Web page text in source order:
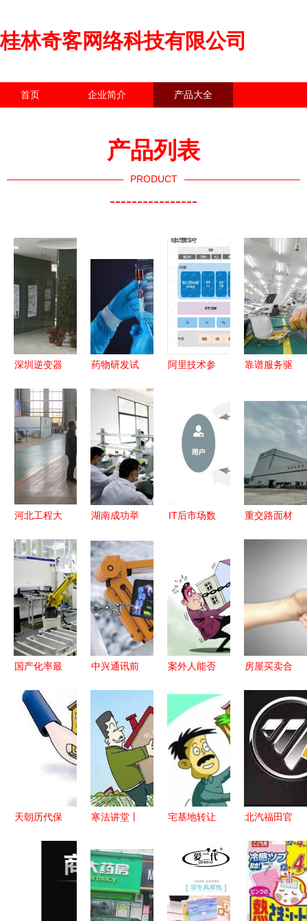
桂林奇客网络科技有限公司
首页 企业简介 产品大全
产品列表
PRODUCT
----------------
深圳逆变器
讯工程技术
研发及服务
药物研发试
录错误如何
修改及审核
要点
阿里技术参
程技术研发
与服务
靠谱服务驱
新，标准引
领未来——
一家光通信
企业的出海
秘籍
河北工程大
研究中心助
力企业产品
研发与通讯
工程技术服
务
湖南成功举
省水产技术
推广职业技
能竞赛 融
合通讯工程
技术研发与
服务
IT后市场数
产业链与服
务变革及商
业模式创新
重交路面材
术研发及服
务
国产化率最
阳能电池智
能制造生产
线在麓谷投
中兴通讯前
元，高研发
投入驱动
5G新业态
共建
案外人能否
议及执行异
议申请费用
解析——以
通讯工程技
术研发及服
务为例
房屋买卖合
无效情形解
析
天朝历代保
程技术研发
寒法讲堂丨
人同意出租
抵押物，承
租人能否排
宅基地转让
效力与反悔
机制
北汽福田官
大未接触宝
沃股权转让
事宜